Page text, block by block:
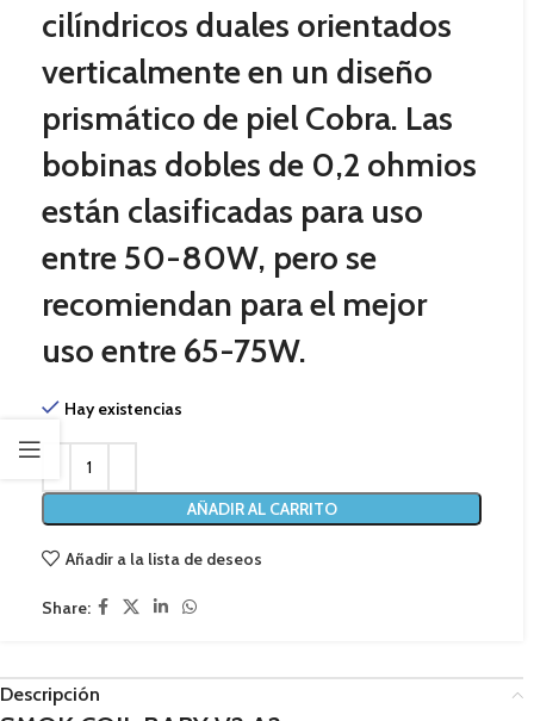
cilíndricos duales orientados
verticalmente en un diseño
prismático de piel Cobra. Las
bobinas dobles de 0,2 ohmios
están clasificadas para uso
entre 50-80W, pero se
recomiendan para el mejor
uso entre 65-75W.
Hay existencias
AÑADIR AL CARRITO
Añadir a la lista de deseos
Share:
Descripción